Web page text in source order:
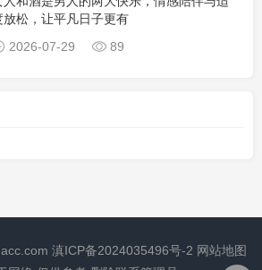
放松，让平凡日子更有
2026-07-29
89
滇ICP备2024035496号-2 网站地图